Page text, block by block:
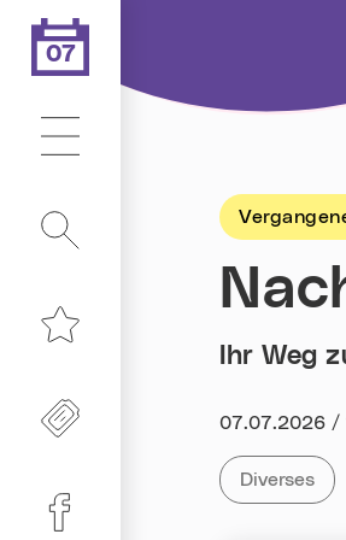
Heute ist der
07
.08.2026
Linz-Termine auf Facebook
Ihr Weg
Datum:
07.07.2026 /
Kategorie:
Alle
Diverses